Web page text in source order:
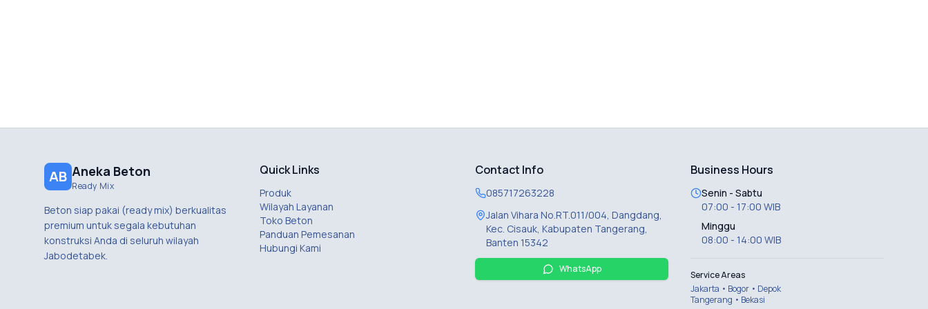
AB Aneka Beton
Ready Mix
Beton siap pakai (ready mix) berkualitas
premium untuk segala kebutuhan
konstruksi Anda di seluruh wilayah
Jabodetabek.
Quick Links
Produk
Wilayah Layanan
Toko Beton
Panduan Pemesanan
Hubungi Kami
Contact Info
085717263228
Jalan Vihara No.RT.011/004, Dangdang,
Kec. Cisauk, Kabupaten Tangerang,
Banten 15342
WhatsApp
Business Hours
Senin - Sabtu
07:00 - 17:00 WIB
Minggu
08:00 - 14:00 WIB
Service Areas
Jakarta • Bogor • Depok
Tangerang • Bekasi